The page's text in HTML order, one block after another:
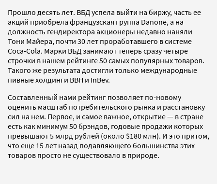
Прошло десять лет. ВБД успела выйти на биржу, часть ее
акций приобрела французская группа Danone, а на
должность гендиректора акционеры недавно наняли
Тони Майера, почти 30 лет проработавшего в системе
Coca-Cola. Марки ВБД занимают теперь сразу четыре
строчки в нашем рейтинге 50 самых популярных товаров.
Такого же результата достигли только международные
пивные холдинги BBH и InBev.
Составленный нами рейтинг позволяет по-новому
оценить масштаб потребительского рынка и расстановку
сил на нем. Первое, и самое важное, открытие — в стране
есть как минимум 50 брэндов, годовые продажи которых
превышают 5 млрд рублей (около $180 млн). И это притом,
что еще 15 лет назад подавляющего большинства этих
товаров просто не существовало в природе.